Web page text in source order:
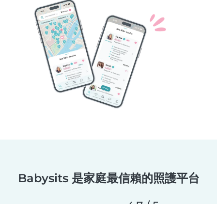
Babysits 是家庭最信賴的照護平台